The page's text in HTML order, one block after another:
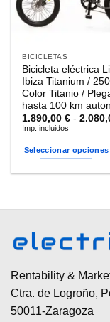
BICICLETAS
Bicicleta eléctrica
Ibiza Titanium /
Color Titanio /
hasta 100 km
1.890,00€ -
Imp. incluidos
Seleccionar opciones
múltiples
Las
se
pueden
en
Rentability &
Ctra. de Logroño,
50011-Zaragoza